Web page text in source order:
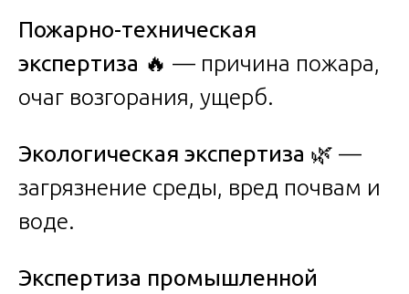
Пожарно-техническая
экспертиза 🔥 — причина пожара,
очаг возгорания, ущерб.
Экологическая экспертиза 🌿 —
загрязнение среды, вред почвам и
воде.
Экспертиза промышленной